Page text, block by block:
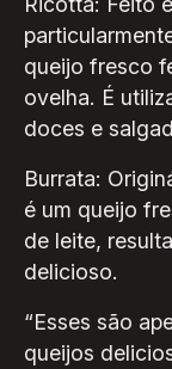
queijo fresco
ovelha. É
doces e
Burrata:
é um queijo
de leite,
delicioso.
“Esses são
queijos